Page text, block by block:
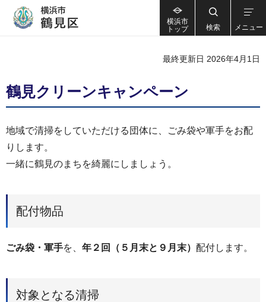
横浜市
トップ
検索 メニュー
最終更新日 2026年4月1日
鶴見クリーンキャンペーン
地域で清掃をしていただける団体に、ごみ袋や軍手をお配
りします。
一緒に鶴見のまちを綺麗にしましょう。
配付物品
ごみ袋・軍手を、 年２回（５月末と９月末） 配付します。
対象となる清掃